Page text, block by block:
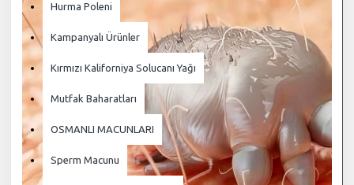
Hurma Poleni
Kampanyalı Ürünler
Kırmızı Kaliforniya Solucanı Yağı
Mutfak Baharatları
OSMANLI MACUNLARI
Sperm Macunu